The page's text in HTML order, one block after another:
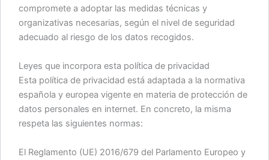
compromete a adoptar las medidas técnicas y
organizativas necesarias, según el nivel de seguridad
adecuado al riesgo de los datos recogidos.
Leyes que incorpora esta política de privacidad
Esta política de privacidad está adaptada a la normativa
española y europea vigente en materia de protección de
datos personales en internet. En concreto, la misma
respeta las siguientes normas:
El Reglamento (UE) 2016/679 del Parlamento Europeo y